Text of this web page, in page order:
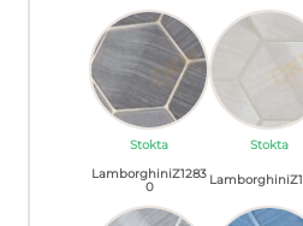
Stokta Stokta
LamborghiniZ1283
0